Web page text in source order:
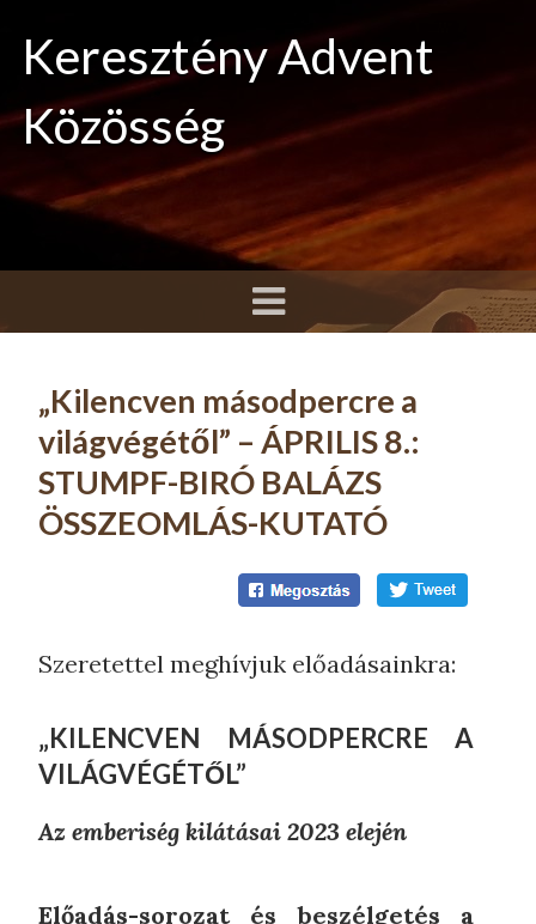
Keresztény Advent
Közösség
„Kilencven másodpercre a
világvégétől” – ÁPRILIS 8.:
STUMPF-BIRÓ BALÁZS
ÖSSZEOMLÁS-KUTATÓ
Szeretettel meghívjuk előadásainkra:
„KILENCVEN MÁSODPERCRE A
VILÁGVÉGÉTŐL”
Az emberiség kilátásai 2023 elején
Előadás-sorozat és beszélgetés a